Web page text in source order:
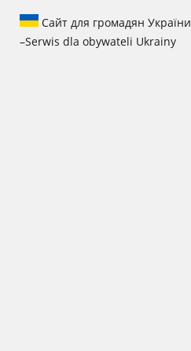
Сайт для громадян України
–Serwis dla obywateli Ukrainy